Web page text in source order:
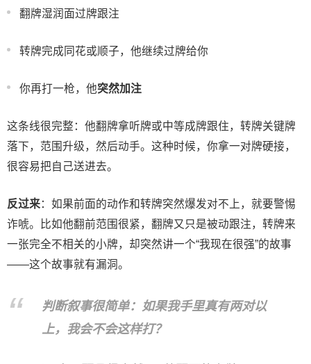
翻牌湿润面过牌跟注
转牌完成同花或顺子，他继续过牌给你
你再打一枪，他突然加注
这条线很完整：他翻牌拿听牌或中等成牌跟住，转牌关键牌
落下，范围升级，然后动手。这种时候，你拿一对牌硬接，
很容易把自己送进去。
反过来：如果前面的动作和转牌突然爆发对不上，就要警惕
诈唬。比如他翻前范围很紧，翻牌又只是被动跟注，转牌来
一张完全不相关的小牌，却突然讲一个“我现在很强”的故事
——这个故事就有漏洞。
判断叙事很简单：如果我手里真有两对以
上，我会不会这样打？